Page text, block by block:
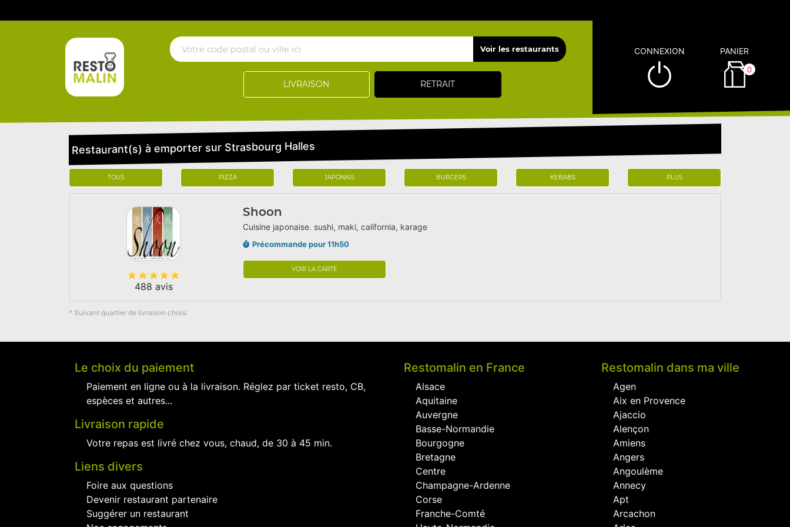
LIVRAISON RETRAIT
CONNEXION PANIER
0
Restaurant(s) à emporter sur Strasbourg Halles
TOUS PIZZA JAPONAIS BURGERS KEBABS PLUS
488 avis
Shoon
Cuisine japonaise. sushi, maki, california, karage
Précommande pour 11h50
VOIR LA CARTE
* Suivant quartier de livraison choisi
Le choix du paiement
Paiement en ligne ou à la livraison. Réglez par ticket resto, CB,
espèces et autres...
Livraison rapide
Votre repas est livré chez vous, chaud, de 30 à 45 min.
Liens divers
Foire aux questions
Devenir restaurant partenaire
Suggérer un restaurant
Restomalin en France
Alsace
Aquitaine
Auvergne
Basse-Normandie
Bourgogne
Bretagne
Centre
Champagne-Ardenne
Corse
Franche-Comté
Restomalin dans ma ville
Agen
Aix en Provence
Ajaccio
Alençon
Amiens
Angers
Angoulème
Annecy
Apt
Arcachon